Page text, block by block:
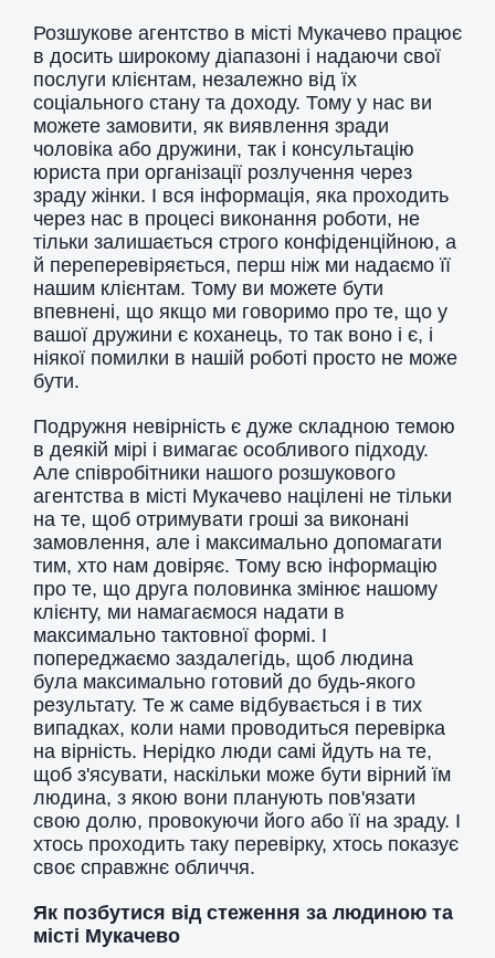
Розшукове агентство в місті Мукачево працює
в досить широкому діапазоні і надаючи свої
послуги клієнтам, незалежно від їх
соціального стану та доходу. Тому у нас ви
можете замовити, як виявлення зради
чоловіка або дружини, так і консультацію
юриста при організації розлучення через
зраду жінки. І вся інформація, яка проходить
через нас в процесі виконання роботи, не
тільки залишається строго конфіденційною, а
й переперевіряється, перш ніж ми надаємо її
нашим клієнтам. Тому ви можете бути
впевнені, що якщо ми говоримо про те, що у
вашої дружини є коханець, то так воно і є, і
ніякої помилки в нашій роботі просто не може
бути.
Подружня невірність є дуже складною темою
в деякій мірі і вимагає особливого підходу.
Але співробітники нашого розшукового
агентства в місті Мукачево націлені не тільки
на те, щоб отримувати гроші за виконані
замовлення, але і максимально допомагати
тим, хто нам довіряє. Тому всю інформацію
про те, що друга половинка змінює нашому
клієнту, ми намагаємося надати в
максимально тактовної формі. І
попереджаємо заздалегідь, щоб людина
була максимально готовий до будь-якого
результату. Те ж саме відбувається і в тих
випадках, коли нами проводиться перевірка
на вірність. Нерідко люди самі йдуть на те,
щоб з'ясувати, наскільки може бути вірний їм
людина, з якою вони планують пов'язати
свою долю, провокуючи його або її на зраду. І
хтось проходить таку перевірку, хтось показує
своє справжнє обличчя.
Як позбутися від стеження за людиною та
місті Мукачево